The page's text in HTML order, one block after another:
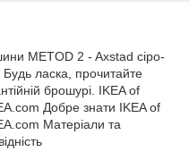
METOD 2 - Axstad сіро-
ласка, прочитайте
брошурі. IKEA of
Добре знати IKEA of
Матеріали та